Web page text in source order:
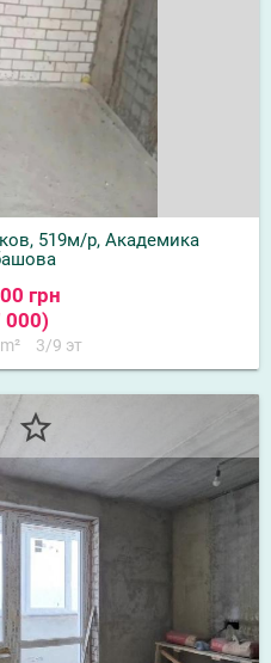
519м/р, Академика
грн
000)
3/9 эт
star_border